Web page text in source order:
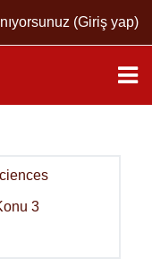
(Giriş yap)
3